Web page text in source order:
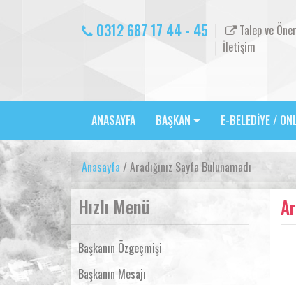
0312 687 17 44 - 45
Talep ve
İletişim
ANASAYFA BAŞKAN E-BELEDİYE /
Anasayfa / Aradığınız Sayfa Bulunamadı
Hızlı Menü
Başkanın Özgeçmişi
Başkanın Mesajı